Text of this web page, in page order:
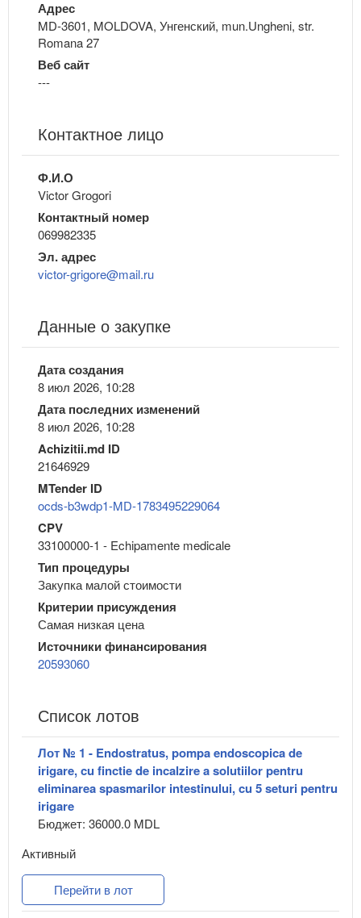
Адрес
MD-3601, MOLDOVA, Унгенский, mun.Ungheni, str.
Romana 27
Веб сайт
---
Контактное лицо
Ф.И.О
Victor Grogori
Контактный номер
069982335
Эл. адрес
victor-grigore@mail.ru
Данные о закупке
Дата создания
8 июл 2026, 10:28
Дата последних изменений
8 июл 2026, 10:28
Achizitii.md ID
21646929
MTender ID
ocds-b3wdp1-MD-1783495229064
CPV
33100000-1 - Echipamente medicale
Тип процедуры
Закупка малой стоимости
Критерии присуждения
Самая низкая цена
Источники финансирования
20593060
Список лотов
Лот № 1 - Endostratus, pompa endoscopica de
irigare, cu finctie de incalzire a solutiilor pentru
eliminarea spasmarilor intestinului, cu 5 seturi pentru
irigare
Бюджет: 36000.0 MDL
Активный
Перейти в лот